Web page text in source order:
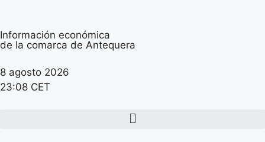
Información económica
de la comarca de Antequera
8 agosto 2026
23:08 CET